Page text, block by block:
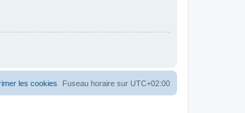
Fuseau horaire sur UTC+02:00
les cookies